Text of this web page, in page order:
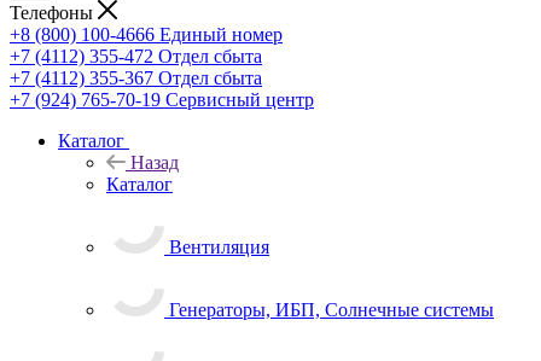
Телефоны
+8 (800) 100-4666 Единый номер
+7 (4112) 355-472 Отдел сбыта
+7 (4112) 355-367 Отдел сбыта
+7 (924) 765-70-19 Сервисный центр
Каталог
Назад
Каталог
Вентиляция
Генераторы, ИБП, Солнечные системы